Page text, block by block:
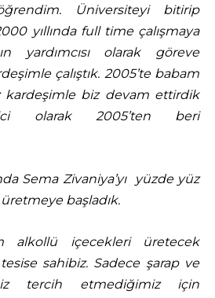
Üniversiteyi bitirip
yıllında full time çalışmaya
yardımcısı olarak göreve
çalıştık. 2005’te babam
kardeşimle biz devam ettirdik
olarak 2005’ten beri
Sema Zivaniya’yı yüzde yüz
üretmeye başladık.
alkollü içecekleri üretecek
sahibiz. Sadece şarap ve
tercih etmediğimiz için